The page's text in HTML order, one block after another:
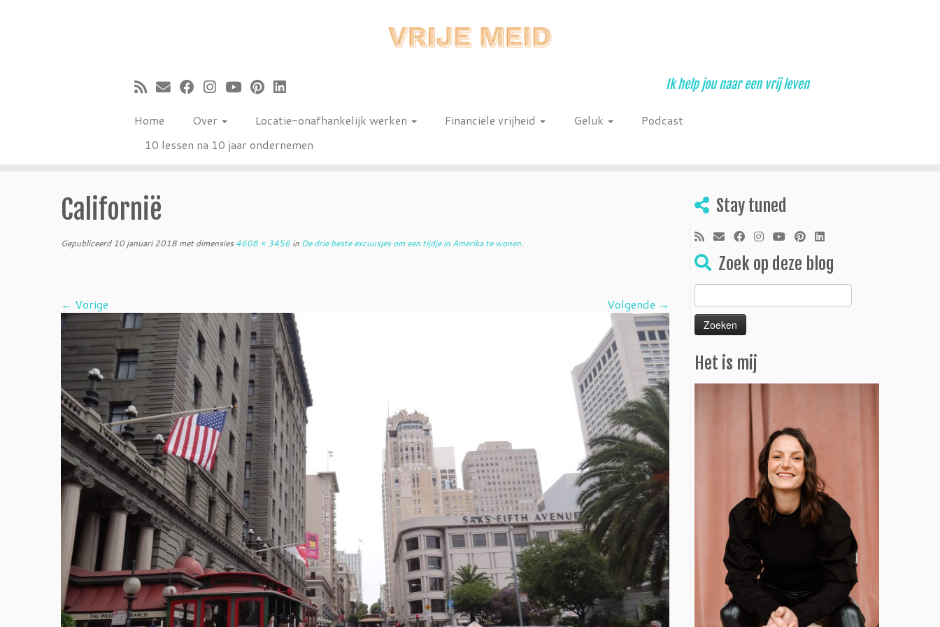
Ik help jou naar een vrij leven
Home Over Locatie-onafhankelijk werken Financiële vrijheid Geluk
Podcast
10 lessen na 10 jaar ondernemen
Californië
Gepubliceerd 10 januari 2018 met dimensies 4608 × 3456 in De drie beste excuusjes om een tijdje in Amerika te wonen.
← Vorige Volgende →
Stay tuned
Zoek op deze blog
Zoeken
naar:
Het is mij